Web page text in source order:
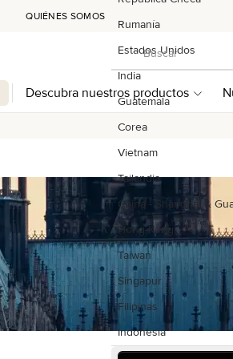
QUIÉNES SOMOS
Rumanía
Estados Unidos
India
Guatemala
Corea
Vietnam
Tailandia
China - Shanghai &
Hong-Kong
Taiwan
Singapur
Filipinas
Indonesia
Buscar
Buscar
Descubra nuestros productos